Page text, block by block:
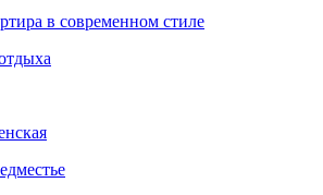
в современном стиле